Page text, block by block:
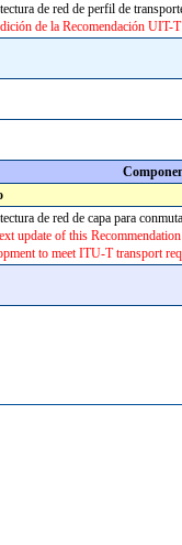
de red de perfil de
de la Recomendación
de red de capa para
update of this
to meet ITU-T transport